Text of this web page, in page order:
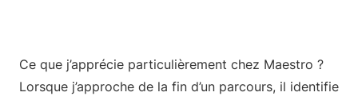
Ce que j’apprécie particulièrement chez Maestro ?
Lorsque j’approche de la fin d’un parcours, il identifie